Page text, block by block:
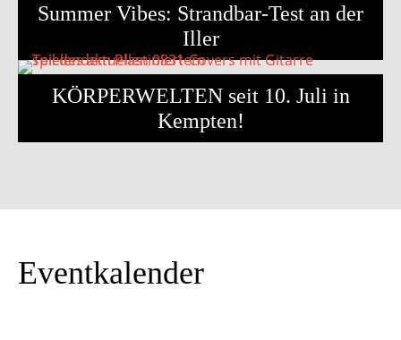
Summer Vibes: Strandbar-Test an der
Iller
KÖRPERWELTEN seit 10. Juli in
Kempten!
Eventkalender